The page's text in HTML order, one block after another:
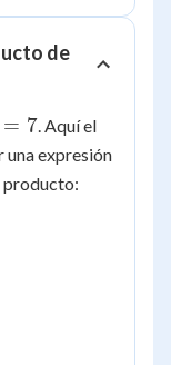
de
= 7. Aquí el
expresión
producto: